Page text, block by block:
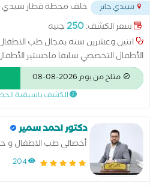
سيدي جابر خلف محطة قطار سيدي
سعر الكشف:250جنيه
اتنين وعشرين سنه بمجال طب
الأطفال التخصصي سابقا ماجستير
2007 رءيس قسم الاطفال بالعديد من
عيادات بالاسكندريه في سموحه وسيدي
متاح من يوم 2026-08-08
الكشف باسبقية
دكتور احمد سمير
أخصائي طب الاطفال و
204